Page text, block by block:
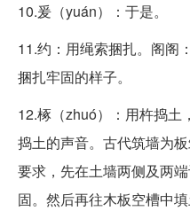
10.爰（yuán）：于是。
11.约：用绳索捆扎。阁阁
捆扎牢固的样子。
12.椓（zhuó）：用杵捣土
捣土的声音。古代筑墙为
要求，先在土墙两侧及两
固。然后再往木板空槽中